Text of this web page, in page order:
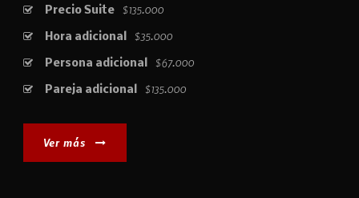
Precio Suite $135.000
Hora adicional $35.000
Persona adicional $67.000
Pareja adicional $135.000
Ver más